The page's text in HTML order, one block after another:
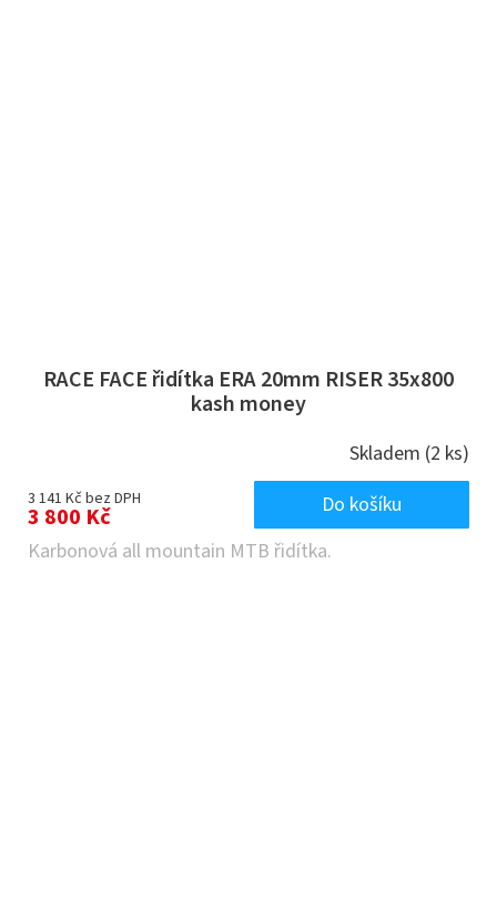
RACE FACE řidítka ERA 20mm RISER 35x800
kash money
Skladem (2 ks)
3 141 Kč bez DPH
3 800 Kč
Do košíku
Karbonová all mountain MTB řidítka.